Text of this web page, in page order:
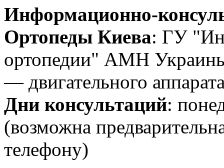
Информационно-
Ортопеды Киева: ГУ
ортопедии" АМН
— двигательного
Дни консультаций:
(возможна
телефону)